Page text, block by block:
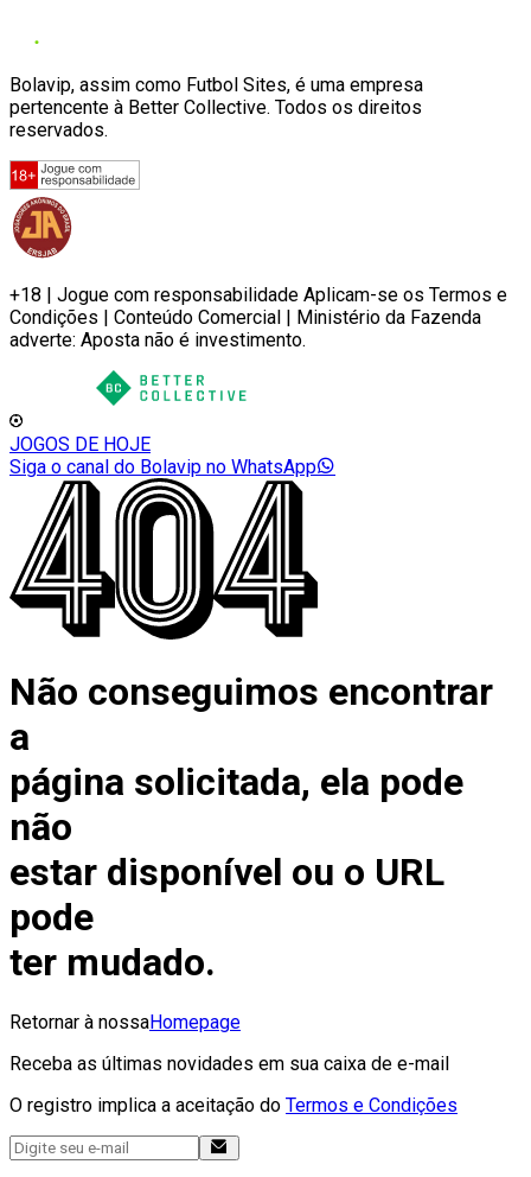
Bolavip, assim como Futbol Sites, é uma empresa
pertencente à Better Collective. Todos os direitos
reservados.
+18 | Jogue com responsabilidade Aplicam-se os Termos e
Condições | Conteúdo Comercial | Ministério da Fazenda
adverte: Aposta não é investimento.
JOGOS DE HOJE
Siga o canal do Bolavip no WhatsApp
Não conseguimos encontrar
a
página solicitada, ela pode
não
estar disponível ou o URL
pode
ter mudado.
Retornar à nossaHomepage
Receba as últimas novidades em sua caixa de e-mail
O registro implica a aceitação do Termos e Condições